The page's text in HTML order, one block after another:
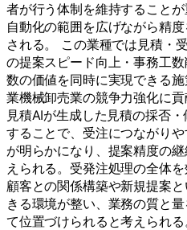
者が行う体制を維持すること
自動化の範囲を広げながら精
される。 この業種では見積・
の提案スピード向上・事務工
数の価値を同時に実現できる
業機械卸売業の競争力強化に貢
見積AIが生成した見積の採否
することで、受注につながり
が明らかになり、提案精度の
えられる。受発注処理の全体
顧客との関係構築や新規提案
きる環境が整い、業務の質と
て位置づけられると考えられ